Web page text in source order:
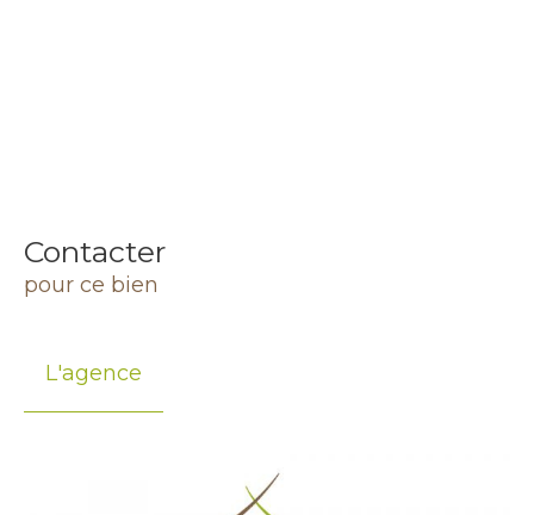
Contacter
pour ce bien
L'agence